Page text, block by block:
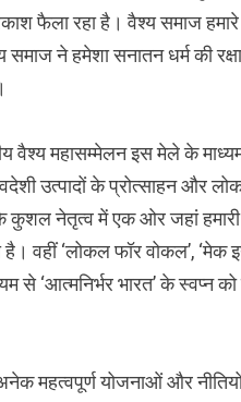
फैला रहा है। वैश्य समाज
ने हमेशा सनातन धर्म की
वैश्य महासम्मेलन इस मेले के
उत्पादों के प्रोत्साहन और
के कुशल नेतृत्व में एक ओर जहां
है। वहीं ‘लोकल फॉर वोकल’, ‘मेक
से ‘आत्मनिर्भर भारत’ के स्वप्न
अनेक महत्वपूर्ण योजनाओं और